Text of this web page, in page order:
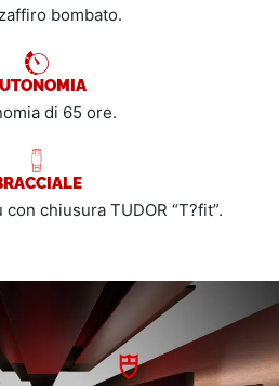
bombato.
di 65 ore.
chiusura TUDOR “T?fit”.